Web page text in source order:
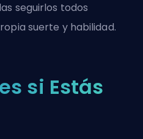
seguirlos todos
suerte y habilidad.
si Estás